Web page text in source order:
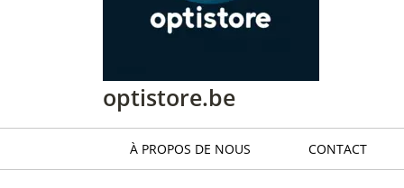
optistore.be
À PROPOS DE NOUS CONTACT